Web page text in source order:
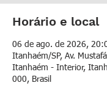
Horário e local
06 de ago. de 2026,
Itanhaém/SP, Av.
Itanhaém - Interior,
000, Brasil